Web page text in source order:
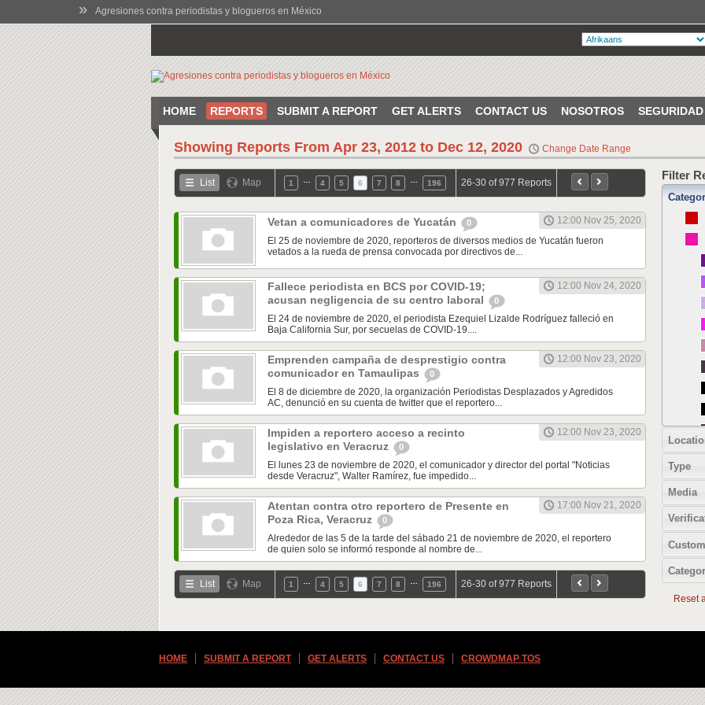
» Agresiones contra periodistas y blogueros en México
HOME REPORTS SUBMIT A REPORT GET ALERTS CONTACT US NOSOTROS SEGURIDAD
Showing Reports From Apr 23, 2012 to Dec 12, 2020 Change Date Range
List Map 1 4 5 6 7 8 196 26-30 of 977 Reports
Vetan a comunicadores de Yucatán 0
12:00 Nov 25, 2020
El 25 de noviembre de 2020, reporteros de diversos medios de Yucatán fueron
vetados a la rueda de prensa convocada por directivos de...
Fallece periodista en BCS por COVID-19;
acusan negligencia de su centro laboral
0
12:00 Nov 24, 2020
El 24 de noviembre de 2020, el periodista Ezequiel Lizalde Rodríguez falleció en
Baja California Sur, por secuelas de COVID-19....
Emprenden campaña de desprestigio contra
comunicador en Tamaulipas
0
12:00 Nov 23, 2020
El 8 de diciembre de 2020, la organización Periodistas Desplazados y Agredidos
AC, denunció en su cuenta de twitter que el reportero...
Impiden a reportero acceso a recinto
legislativo en Veracruz
0
12:00 Nov 23, 2020
El lunes 23 de noviembre de 2020, el comunicador y director del portal "Noticias
desde Veracruz", Walter Ramírez, fue impedido...
Atentan contra otro reportero de Presente en
Poza Rica, Veracruz
0
17:00 Nov 21, 2020
Alrededor de las 5 de la tarde del sábado 21 de noviembre de 2020, el reportero
de quien solo se informó responde al nombre de...
List Map 1 4 5 6 7 8 196 26-30 of 977 Reports
Filter
Type
Media
Reset
HOME SUBMIT A REPORT GET ALERTS CONTACT US CROWDMAP TOS